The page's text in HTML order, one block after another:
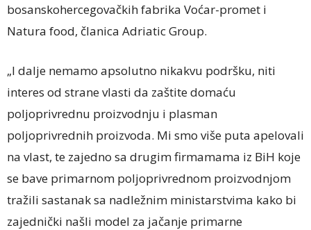
bosanskohercegovačkih fabrika Voćar-promet i
Natura food, članica Adriatic Group.
„I dalje nemamo apsolutno nikakvu podršku, niti
interes od strane vlasti da zaštite domaću
poljoprivrednu proizvodnju i plasman
poljoprivrednih proizvoda. Mi smo više puta apelovali
na vlast, te zajedno sa drugim firmamama iz BiH koje
se bave primarnom poljoprivrednom proizvodnjom
tražili sastanak sa nadležnim ministarstvima kako bi
zajednički našli model za jačanje primarne